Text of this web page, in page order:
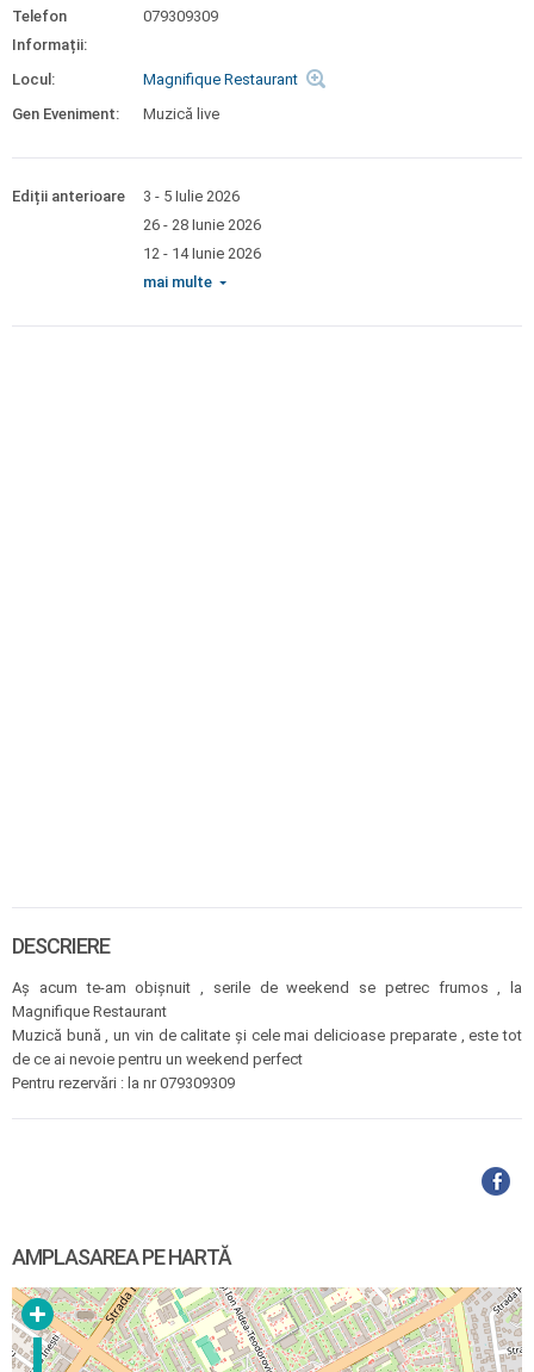
Telefon
Informații:
079309309
Locul:
Magnifique Restaurant
Gen Eveniment:
Muzică live
Ediții anterioare
3 - 5 Iulie 2026
26 - 28 Iunie 2026
12 - 14 Iunie 2026
mai multe
DESCRIERE
Aș acum te-am obișnuit , serile de weekend se petrec frumos , la
Magnifique Restaurant
Muzică bună , un vin de calitate și cele mai delicioase preparate , este tot
de ce ai nevoie pentru un weekend perfect
Pentru rezervări : la nr 079309309
AMPLASAREA PE HARTĂ